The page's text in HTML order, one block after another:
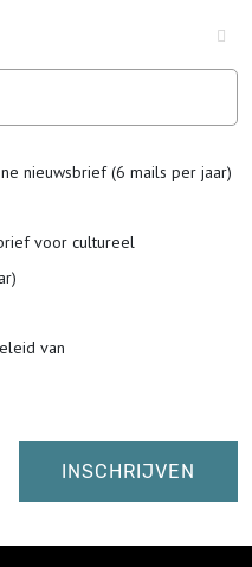
nieuwsbrief (6 mails per jaar)
voor cultureel
van